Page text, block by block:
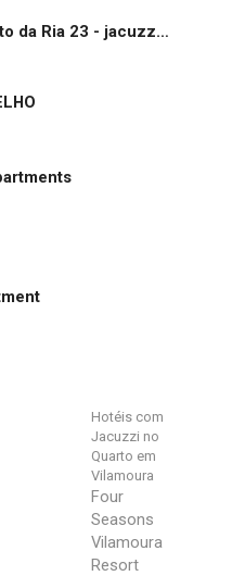
Villa Ria Rose, Alto da Ria 23 - jacuzzi and beach
Hotéis com
Jacuzzi no
Quarto em
Vilamoura
Four
Seasons
Vilamoura
Resort